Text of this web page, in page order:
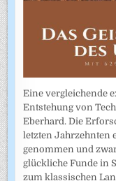
Eine vergleichende
Entstehung von
Eberhard. Die
letzten Jahrzehnten
genommen und
glückliche Funde in
zum klassischen